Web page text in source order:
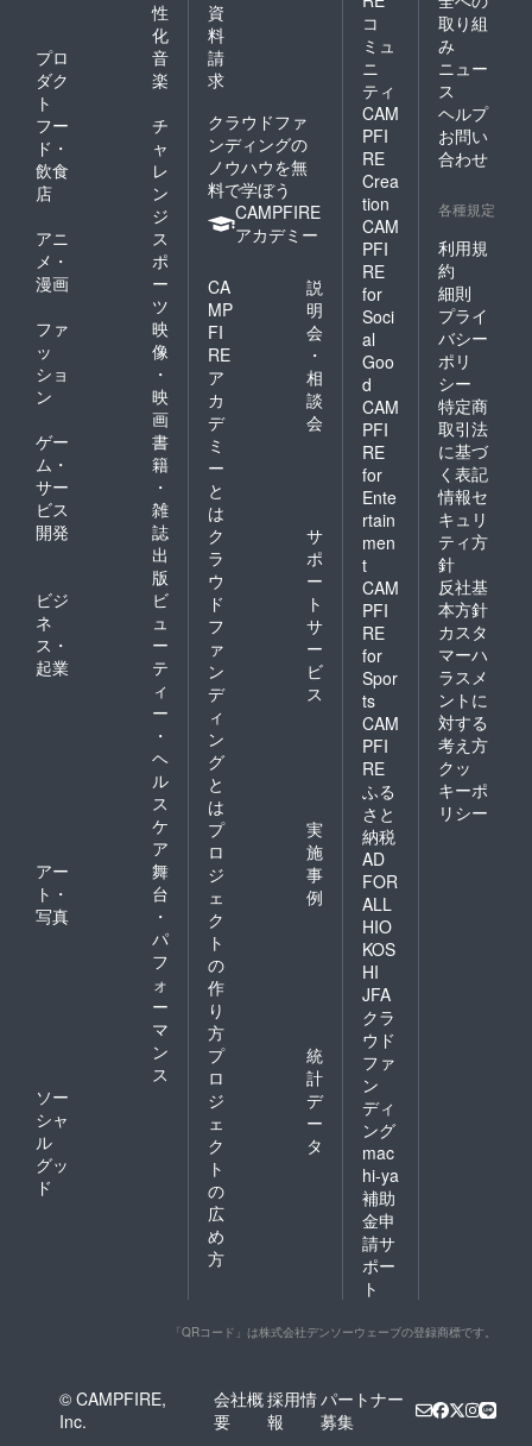
性
化
プロ
ダク
ト
音
楽
フー
ド・
飲食
店
チ
ャ
レ
ン
ジ
アニ
メ・
漫画
ス
ポ
ー
ツ
ファ
ッ
ショ
ン
映
像
・
映
画
ゲー
ム・
サー
ビス
開発
書
籍
・
雑
誌
出
版
ビジ
ネ
ス・
起業
ビ
ュ
ー
テ
ィ
ー
・
ヘ
ル
ス
ケ
ア
アー
ト・
写真
舞
台
・
パ
フ
ォ
ー
マ
ン
ス
ソー
シャ
ル
グッ
ド
資
料
請
求
クラウドファ
ンディングの
ノウハウを無
料で学ぼう
CAMPFIRE
アカデミー
CA
MP
FI
RE
ア
カ
デ
ミ
ー
と
は
説
明
会
・
相
談
会
ク
ラ
ウ
ド
フ
ァ
ン
デ
ィ
ン
グ
と
は
サ
ポ
ー
ト
サ
ー
ビ
ス
プ
ロ
ジ
ェ
ク
ト
の
作
り
方
実
施
事
例
プ
ロ
ジ
ェ
ク
ト
の
広
め
方
統
計
デ
ー
タ
コ
ミュ
ニ
ティ
CAM
PFI
RE
Crea
tion
CAM
PFI
RE
for
Soci
al
Goo
d
CAM
PFI
RE
for
Ente
rtain
men
t
CAM
PFI
RE
for
Spor
ts
CAM
PFI
RE
ふる
さと
納税
AD
FOR
ALL
HIO
KOS
HI
JFA
クラ
ウド
ファ
ン
ディ
ング
mac
hi-ya
補助
金申
請サ
ポー
ト
取り組
み
ニュー
ス
ヘルプ
お問い
合わせ
各種規定
利用規
約
細則
プライ
バシー
ポリ
シー
特定商
取引法
に基づ
く表記
情報セ
キュリ
ティ方
針
反社基
本方針
カスタ
マーハ
ラスメ
ントに
対する
考え方
クッ
キーポ
リシー
「QRコード」は株式会社デンソーウェーブの登録商標です。
© CAMPFIRE,
Inc.
会社概
要
採用情
報
パートナー
募集